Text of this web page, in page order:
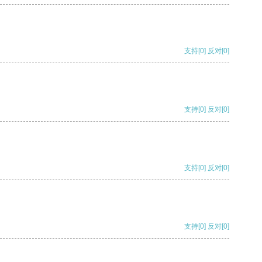
支持[0] 反对[0]
支持[0] 反对[0]
支持[0] 反对[0]
支持[0] 反对[0]